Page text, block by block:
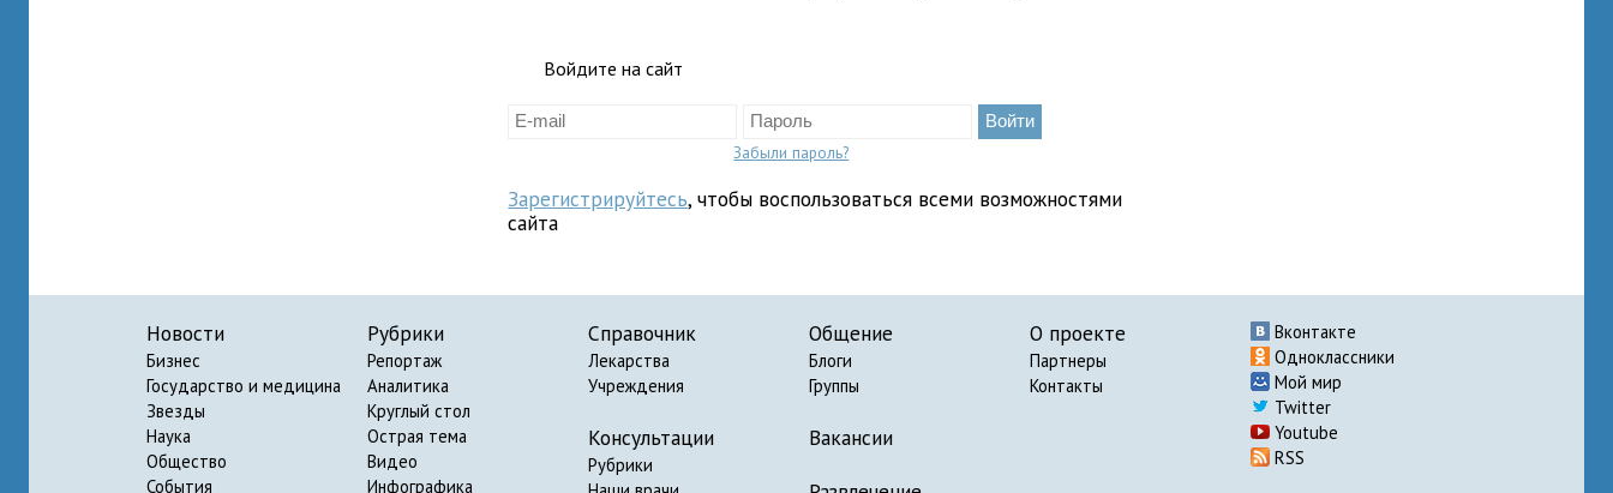
Войдите на сайт
Забыли пароль?
Зарегистрируйтесь, чтобы воспользоваться всеми возможностями
сайта
Новости
Бизнес
Государство и медицина
Звезды
Наука
Общество
События
Рубрики
Репортаж
Аналитика
Круглый стол
Острая тема
Видео
Инфографика
Справочник
Лекарства
Учреждения
Консультации
Рубрики
Общение
Блоги
Группы
Вакансии
О проекте
Партнеры
Контакты
Вконтакте
Одноклассники
Мой мир
Twitter
Youtube
RSS